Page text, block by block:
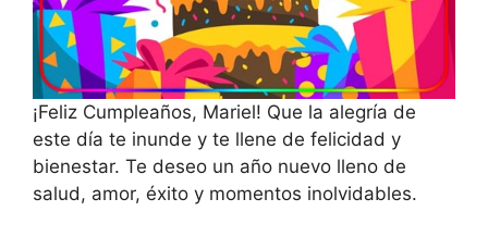
¡Feliz Cumpleaños, Mariel! Que la alegría de
este día te inunde y te llene de felicidad y
bienestar. Te deseo un año nuevo lleno de
salud, amor, éxito y momentos inolvidables.